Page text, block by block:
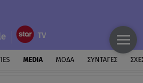
MEDIA ΜΟΔΑ ΣΥΝΤΑΓΕΣ